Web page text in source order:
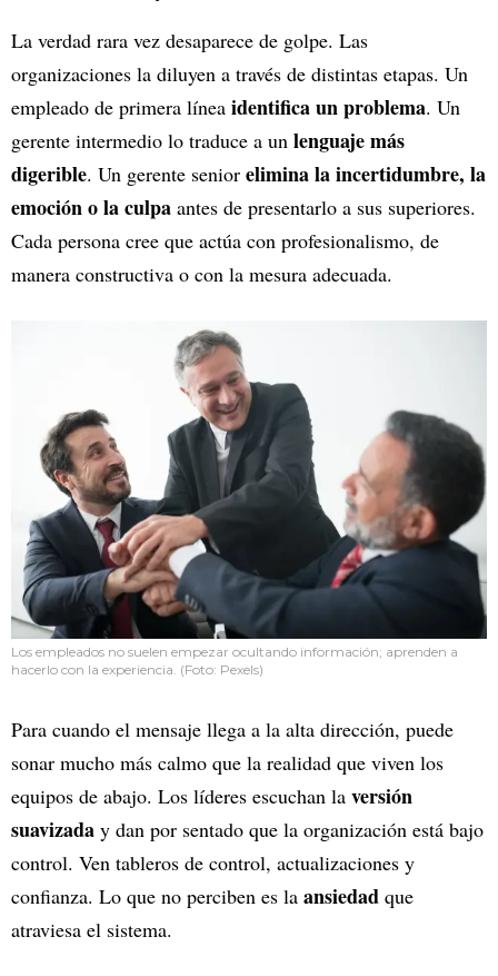
La verdad rara vez desaparece de golpe. Las
organizaciones la diluyen a través de distintas etapas. Un
empleado de primera línea identifica un problema. Un
gerente intermedio lo traduce a un lenguaje más
digerible. Un gerente senior elimina la incertidumbre, la
emoción o la culpa antes de presentarlo a sus superiores.
Cada persona cree que actúa con profesionalismo, de
manera constructiva o con la mesura adecuada.
Los empleados no suelen empezar ocultando información; aprenden a
hacerlo con la experiencia. (Foto: Pexels)
Para cuando el mensaje llega a la alta dirección, puede
sonar mucho más calmo que la realidad que viven los
equipos de abajo. Los líderes escuchan la versión
suavizada y dan por sentado que la organización está bajo
control. Ven tableros de control, actualizaciones y
confianza. Lo que no perciben es la ansiedad que
atraviesa el sistema.